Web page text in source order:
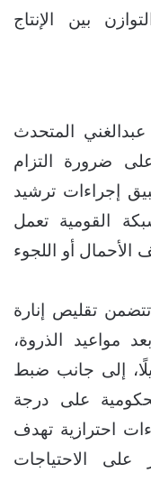
بين الإنتاج
المتحدث
ضرورة التزام
إجراءات ترشيد
القومية تعمل
الأحمال أو اللجوء
تقليص إنارة
تصل إلى 30% بعد مواعيد الذروة،
إلى جانب ضبط
على درجة
احترازية تهدف
على الاحتياجات